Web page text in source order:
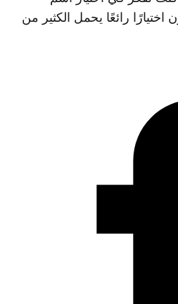
رائعًا يحمل الكثير من